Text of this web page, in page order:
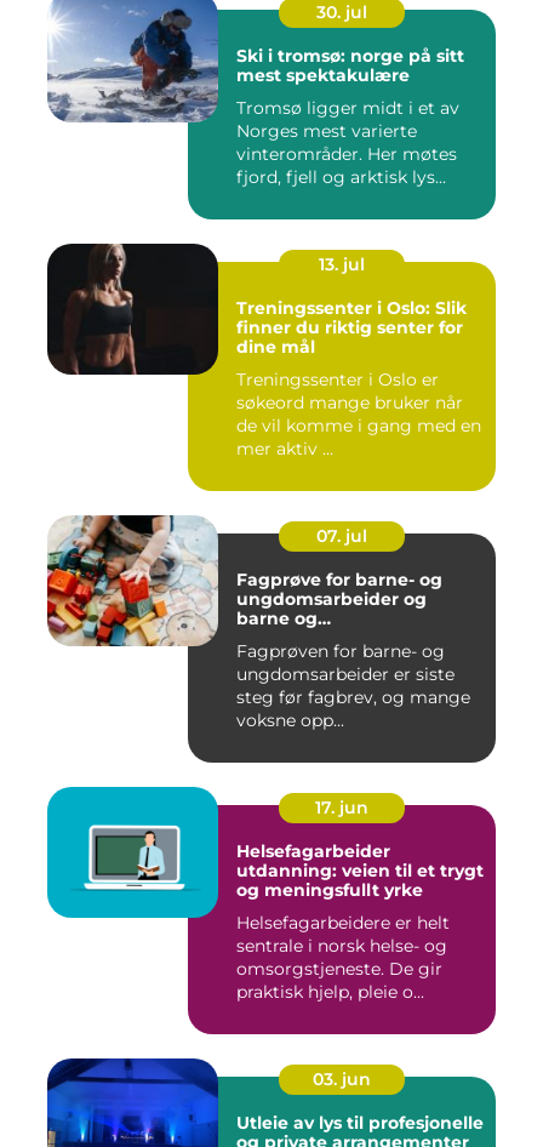
30. jul
Ski i tromsø: norge på sitt
mest spektakulære
Tromsø ligger midt i et av
Norges mest varierte
vinterområder. Her møtes
fjord, fjell og arktisk lys...
13. jul
Treningssenter i Oslo: Slik
finner du riktig senter for
dine mål
Treningssenter i Oslo er
søkeord mange bruker når
de vil komme i gang med en
mer aktiv ...
07. jul
Fagprøve for barne- og
ungdomsarbeider og
barne og
og VG2
Fagprøven for barne- og
ungdomsarbeider er siste
steg før fagbrev, og mange
voksne opp...
17. jun
Helsefagarbeider
utdanning: veien til et trygt
og meningsfullt yrke
Helsefagarbeidere er helt
sentrale i norsk helse- og
omsorgstjeneste. De gir
praktisk hjelp, pleie o...
03. jun
Utleie av lys til profesjonelle
og private arrangementer